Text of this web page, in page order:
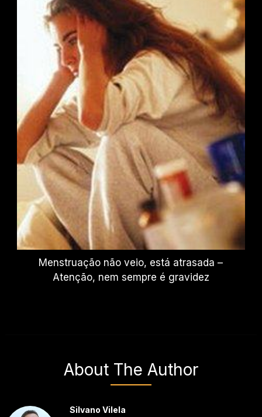
Menstruação não veio, está atrasada –
Atenção, nem sempre é gravidez
About The Author
Silvano Vilela